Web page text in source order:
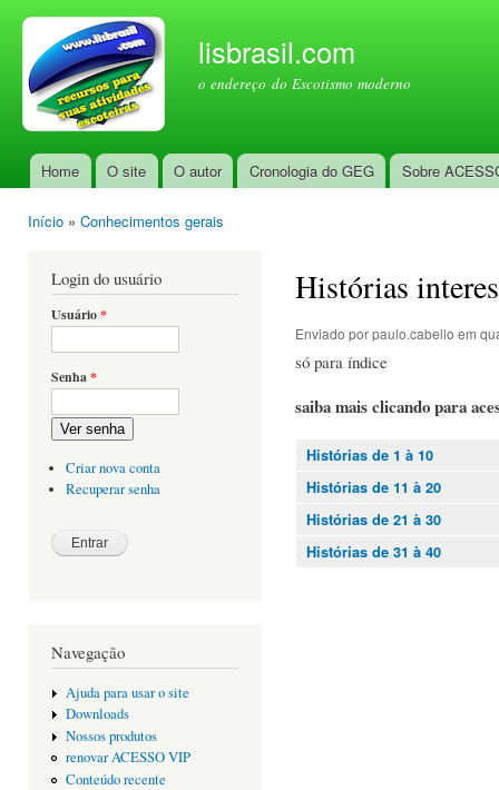
lisbrasil.com
o endereço do Escotismo moderno
Menu principal
Home O site O autor Cronologia do GEG Sobre
Início » Conhecimentos gerais
Login do usuário
Usuário*
Senha*
Ver senha
Criar nova conta
Recuperar senha
Navegação
Ajuda para usar o site
Downloads
Nossos produtos
renovar ACESSO VIP
Conteúdo recente
Histórias
Enviado porpaulo.cabello em
só para índice
saiba mais clicando para
Histórias de 1 à 10
Histórias de 11 à 20
Histórias de 21 à 30
Histórias de 31 à 40